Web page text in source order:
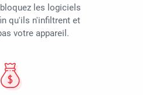
les logiciels
qu'ils n'infiltrent et
votre appareil.